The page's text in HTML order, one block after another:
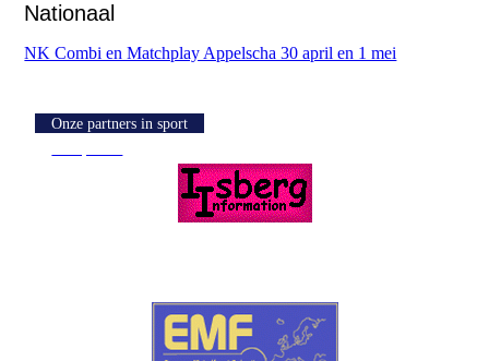
Nationaal
NK Combi en Matchplay Appelscha 30 april en 1 mei
Onze partners in sport